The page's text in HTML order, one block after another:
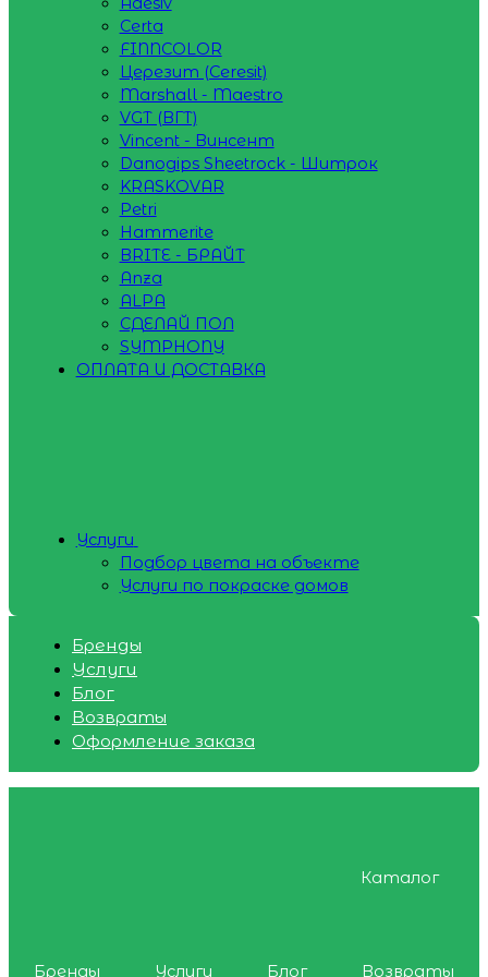
Certa
FINNCOLOR
Церезит (Ceresit)
Marshall - Maestro
VGT (ВГТ)
Vincent - Винсент
Danogips Sheetrock - Шитрок
KRASKOVAR
Petri
Hammerite
BRITE - БРАЙТ
Anza
ALPA
СДЕЛАЙ ПОЛ
SYMPHONY
ОПЛАТА И ДОСТАВКА
Услуги
Подбор цвета на объекте
Услуги по покраске домов
Бренды
Услуги
Блог
Возвраты
Оформление заказа
Каталог
Бренды Услуги Блог
Возвраты